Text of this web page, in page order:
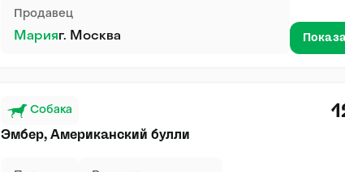
Продавец
Марияг. Москва
Собака
Эмбер, Американский булли